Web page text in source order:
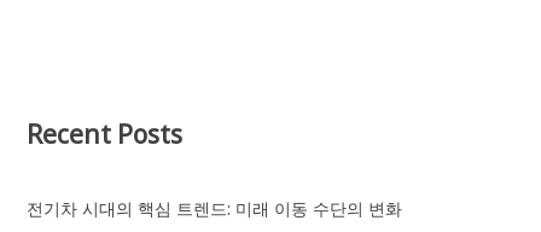
스
서
Recent Posts
전기차 시대의 핵심 트렌드: 미래 이동 수단의 변화